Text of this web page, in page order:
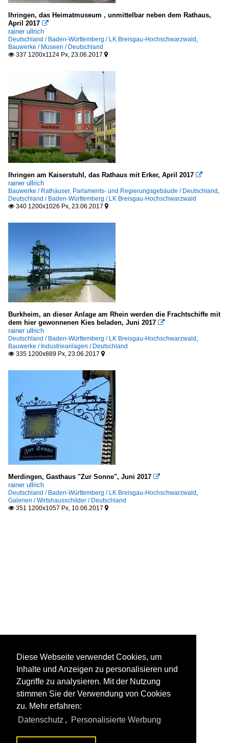
Ihringen, das Heimatmuseum , unmittelbar neben dem Rathaus,
April 2017 
rainer ullrich
Deutschland / Baden-Württemberg / LK Breisgau-Hochschwarzwald ,
Bauwerke / Museen / Deutschland
 337 1200x1124 Px, 23.06.2017 
Ihringen am Kaiserstuhl, das Rathaus mit Erker, April 2017 
rainer ullrich
Bauwerke / Rathäuser, Parlaments- und Regierungsgebäude / Deutschland ,
Deutschland / Baden-Württemberg / LK Breisgau-Hochschwarzwald
 340 1200x1026 Px, 23.06.2017 
Burkheim, an dieser Anlage am Rhein werden die Frachtschiffe mit
dem hier gewonnenen Kies beladen, Juni 2017 
rainer ullrich
Deutschland / Baden-Württemberg / LK Breisgau-Hochschwarzwald ,
Bauwerke / Industrieanlagen / Deutschland
 335 1200x889 Px, 23.06.2017 
Merdingen, Gasthaus "Zur Sonne", Juni 2017 
rainer ullrich
Deutschland / Baden-Württemberg / LK Breisgau-Hochschwarzwald ,
Galerien / Wirtshausschilder / Deutschland
 351 1200x1057 Px, 10.06.2017 
Diese Webseite verwendet Cookies, um
Inhalte und Anzeigen zu personalisieren und
Zugriffe zu analysieren. Mit der Nutzung
stimmen Sie der Verwendung von Cookies
zu. Mehr erfahren:
Datenschutz , Personalisierte Werbung